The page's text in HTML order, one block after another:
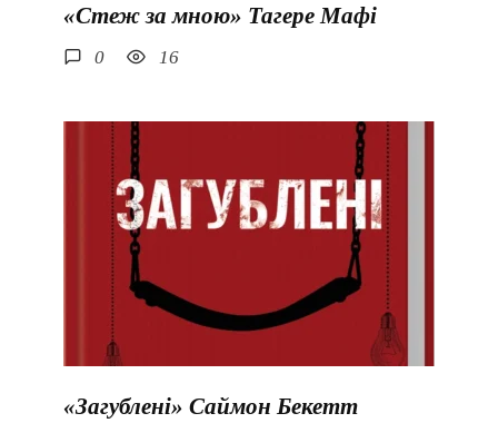
«Стеж за мною» Тагере Мафі
0 16
«Загублені» Саймон Бекетт